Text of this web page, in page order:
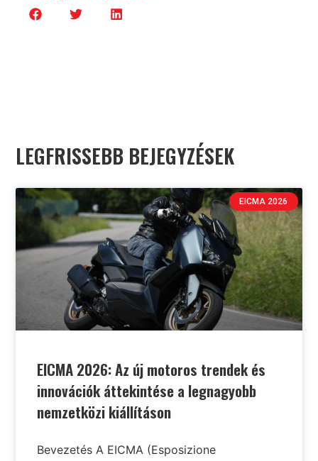
LEGFRISSEBB BEJEGYZÉSEK
EICMA 2026
EICMA 2026: Az új motoros trendek és
innovációk áttekintése a legnagyobb
nemzetközi kiállításon
Bevezetés A EICMA (Esposizione